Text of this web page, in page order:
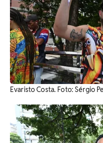
Evaristo Costa. Foto: Sérgio